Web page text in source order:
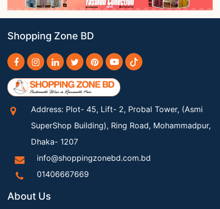
Shopping Zone BD
Address: Plot- 45, Lift- 2, Probal Tower, (Asmi
SuperShop Building), Ring Road, Mohammadpur,
Dhaka- 1207
info@shoppingzonebd.com.bd
01406667669
About Us